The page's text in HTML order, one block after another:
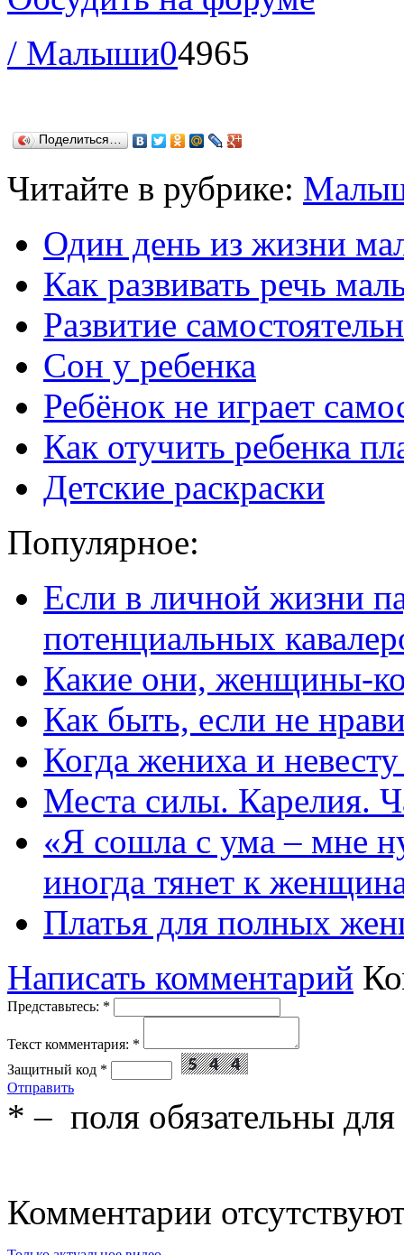
/ Малыши04965
Поделиться…
Читайте в рубрике:
Один день из жизни
Как развивать речь
Развитие
Сон у ребенка
Ребёнок не играет
Как отучить ребенка
Детские раскраски
Популярное:
Если в личной жизни
потенциальных
Какие они, женщины-
Как быть, если не
Когда жениха и
Места силы. Карелия.
«Я сошла с ума – мне
иногда тянет к
Платья для полных
Написать комментарий
Представьтесь: *
Текст комментария: *
Защитный код *
Отправить
* – поля обязательны для
Комментарии